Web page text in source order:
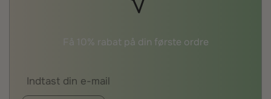
Få 10% rabat på din første ordre